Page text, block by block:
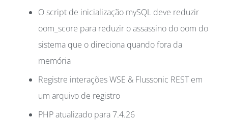
O script de inicialização mySQL deve reduzir
oom_score para reduzir o assassino do oom do
sistema que o direciona quando fora da
memória
Registre interações WSE & Flussonic REST em
um arquivo de registro
PHP atualizado para 7.4.26